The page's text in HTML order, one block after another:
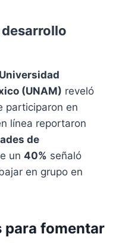
Universidad
(UNAM) reveló
participaron en
línea reportaron
de
un 40% señaló
en grupo en
para fomentar